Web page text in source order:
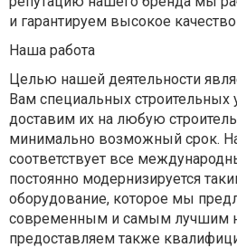
и гарантируем высокое
Наша работа
Целью нашей деятельности
Вам специальных
доставим их на любую
минимально возможный срок.
соответствует все
постоянно модернизируется
оборудование, которое мы
современным и самым лучшим
предоставляем также